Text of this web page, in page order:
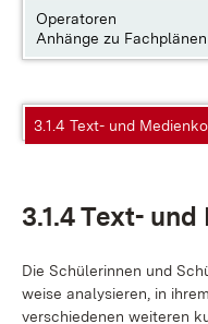
Operatoren
Anhänge zu Fachplänen
3.1.4 Text- und
3.1.4 Text-
Die Schü­le­rin­nen und
wei­se ana­ly­sie­ren, in
ver­schie­de­nen wei­te­ren